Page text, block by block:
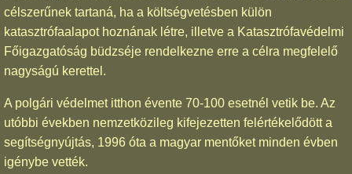
célszerűnek tartaná, ha a költségvetésben külön
katasztrófaalapot hoznának létre, illetve a Katasztrófavédelmi
Főigazgatóság büdzséje rendelkezne erre a célra megfelelő
nagyságú kerettel.
A polgári védelmet itthon évente 70-100 esetnél vetik be. Az
utóbbi években nemzetközileg kifejezetten felértékelődött a
segítségnyújtás, 1996 óta a magyar mentőket minden évben
igénybe vették.